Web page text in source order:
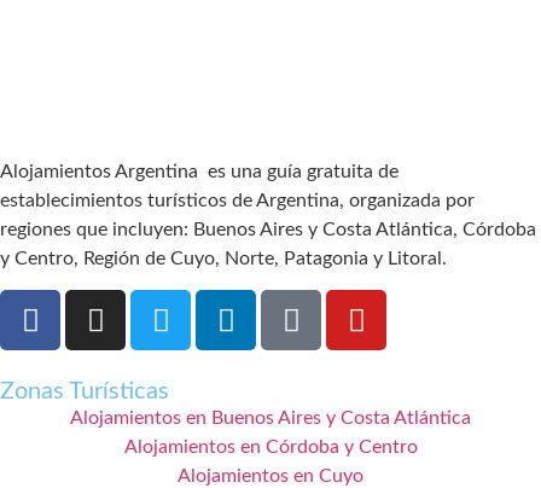
Alojamientos Argentina es una guía gratuita de
establecimientos turísticos de Argentina, organizada por
regiones que incluyen: Buenos Aires y Costa Atlántica, Córdoba
y Centro, Región de Cuyo, Norte, Patagonia y Litoral.
Zonas Turísticas
Alojamientos en Buenos Aires y Costa Atlántica
Alojamientos en Córdoba y Centro
Alojamientos en Cuyo